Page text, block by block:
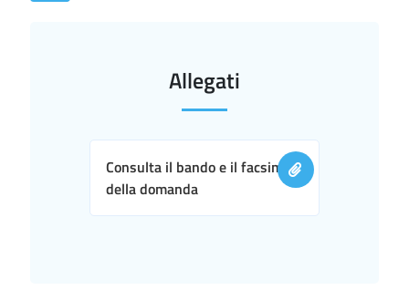
Allegati
Consulta il bando e il facsimile
della domanda